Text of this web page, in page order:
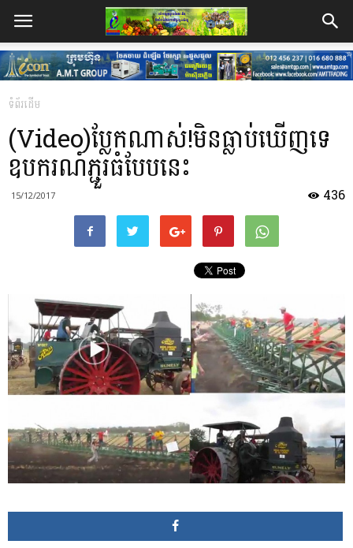
ទំព័រដើម
(Video)ប្លែកណាស់!មិនធ្លាប់ឃើញទេ
ឧបករណ៍ភ្ជួរធំបែបនេះ
15/12/2017 436